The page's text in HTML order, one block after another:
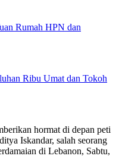
Rumah HPN dan
Ribu Umat dan Tokoh